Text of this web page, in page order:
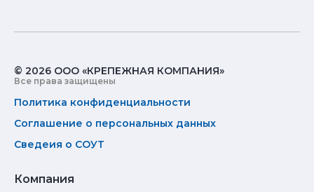
© 2026 ООО «КРЕПЕЖНАЯ КОМПАНИЯ»
Все права защищены
Политика конфиденциальности
Соглашение о персональных данных
Сведеия о СОУТ
Компания